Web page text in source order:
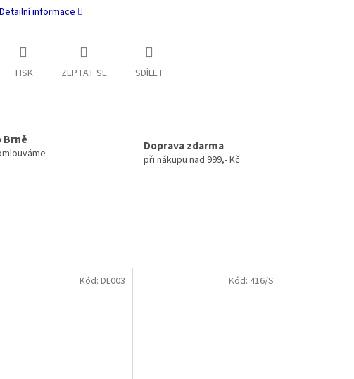
Detailní informace
TISK ZEPTAT SE SDÍLET
Brně Doprava zdarma
při nákupu nad 999,- Kč
Kód:DL003 Kód: 416/S